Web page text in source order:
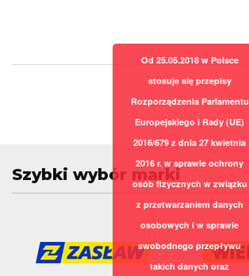
Szybki wybór marki
Od 25.05.2018 w Polsce
stosuje się przepisy
Rozporządzenia Parlamentu
Europejskiego i Rady (UE)
2016/679 z dnia 27 kwietnia
2016 r. w sprawie ochrony
osób fizycznych w związku
z przetwarzaniem danych
osobowych i w sprawie
swobodnego przepływu
takich danych oraz